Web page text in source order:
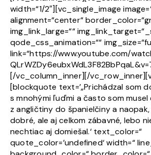
width=“1/2″][vc_single_image
alignment=“center“
img_link_large=““
qode_css_animation=““
link=“https://www.youtube.com/
[/vc_column_inner][/
[blockquote text=’„Prichádzal som
s mnohými ľuďmi a často som
z angličtiny do španielčiny a
dobré, ale aj celkom zábavné, lebo
nechtiac aj domiešal.‘ text_color=“
quote_color=’undefined‘ width=“